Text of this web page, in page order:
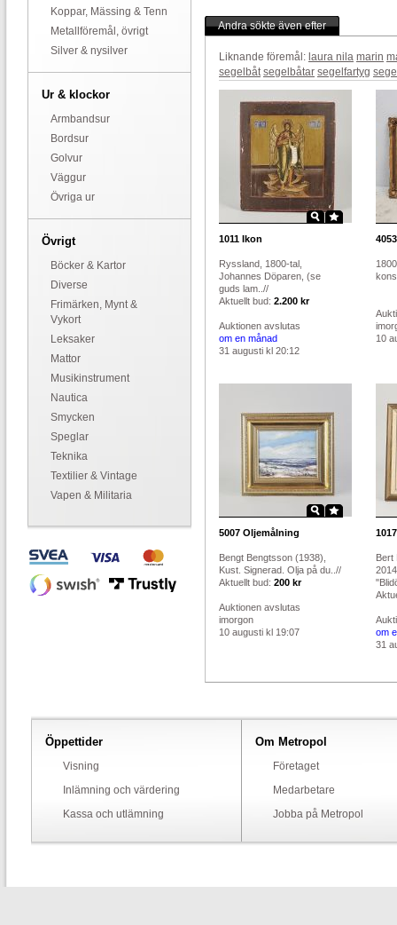
Koppar, Mässing & Tenn
Metallföremål, övrigt
Silver & nysilver
Ur & klockor
Armbandsur
Bordsur
Golvur
Väggur
Övriga ur
Övrigt
Böcker & Kartor
Diverse
Frimärken, Mynt &
Vykort
Leksaker
Mattor
Musikinstrument
Nautica
Smycken
Speglar
Teknika
Textilier & Vintage
Vapen & Militaria
Andra sökte även efter
Liknande föremål: laura nila marin
segelbåt segelbåtar segelfartyg
1011 Ikon
Ryssland, 1800-tal,
Johannes Döparen, (se
guds lam..//
Aktuellt bud: 2.200 kr
Auktionen avslutas
om en månad
31 augusti kl 20:12
4053
10
5007 Oljemålning
Bengt Bengtsson (1938),
Kust. Signerad. Olja på du..//
Aktuellt bud: 200 kr
Auktionen avslutas
imorgon
10 augusti kl 19:07
1017
Bert
om
31
Öppettider
Visning
Inlämning och värdering
Kassa och utlämning
Om Metropol
Företaget
Medarbetare
Jobba på Metropol